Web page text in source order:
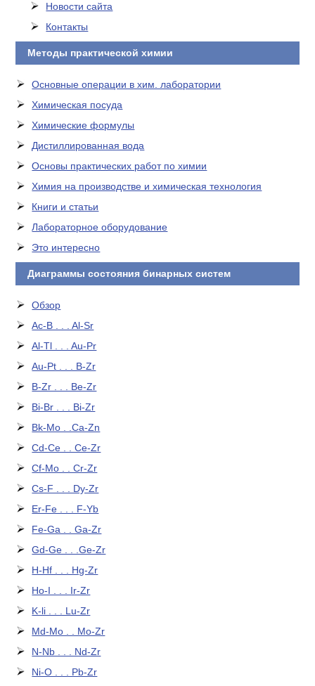
Новости сайта
Контакты
Методы практической химии
Основные операции в хим. лаборатории
Химическая посуда
Химические формулы
Дистиллированная вода
Основы практических работ по химии
Химия на производстве и химическая технология
Книги и статьи
Лабораторное оборудование
Это интересно
Диаграммы состояния бинарных систем
Обзор
Ac-B . . . Al-Sr
Al-Tl . . . Au-Pr
Au-Pt . . . B-Zr
B-Zr . . . Be-Zr
Bi-Br . . . Bi-Zr
Bk-Mo . .Ca-Zn
Cd-Ce . . Ce-Zr
Cf-Mo . . Cr-Zr
Cs-F . . . Dy-Zr
Er-Fe . . . F-Yb
Fe-Ga . . Ga-Zr
Gd-Ge . . .Ge-Zr
H-Hf . . . Hg-Zr
Ho-I . . . Ir-Zr
K-li . . . Lu-Zr
Md-Mo . . Mo-Zr
N-Nb . . . Nd-Zr
Ni-O . . . Pb-Zr